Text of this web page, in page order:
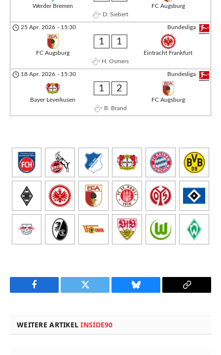
Werder Bremen
FC Augsburg
D. Siebert
Bundesliga
25 Apr. 2026 - 15:30
FC Augsburg
1 1
Eintracht Frankfurt
H. Osmers
Bundesliga
18 Apr. 2026 - 15:30
Bayer Leverkusen
1 2
FC Augsburg
B. Brand
Facebook Twitter Bluesky
Copy
WEITERE ARTIKELINSIDE90